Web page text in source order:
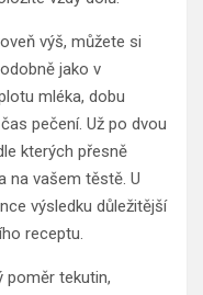
výš, můžete si
jako v
mléka, dobu
pečení. Už po dvou
kterých přesně
na vašem těstě. U
výsledku důležitější
receptu.
poměr tekutin,